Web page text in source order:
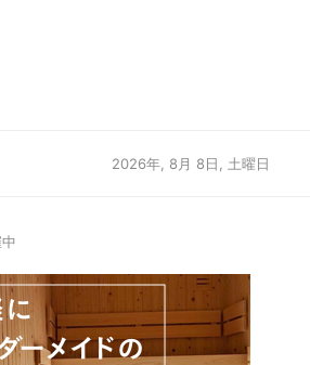
2026年, 8月 8日, 土曜日